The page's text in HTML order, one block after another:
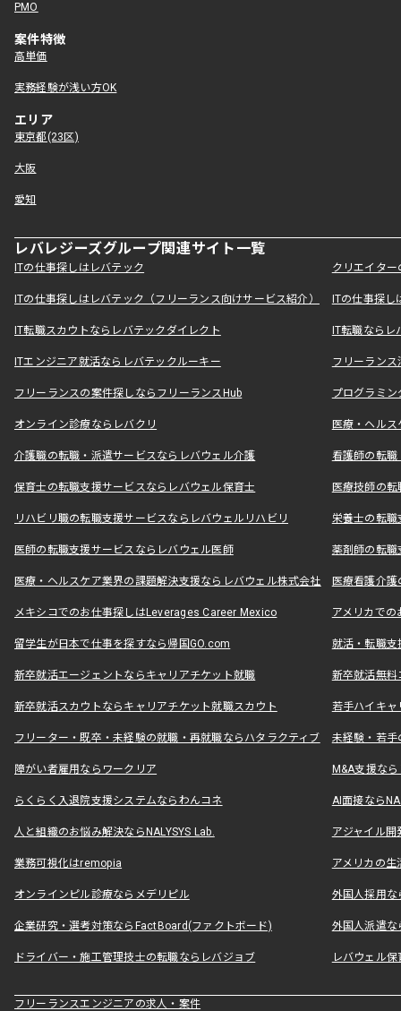
PMO
案件特徴
高単価
実務経験が浅い方OK
エリア
東京都(23区)
大阪
愛知
レバレジーズグループ関連サイト一覧
ITの仕事探しはレバテック クリエイタ
ITの仕事探しはレバテック（フリーランス向けサービス紹介） ITの仕事探
IT転職スカウトならレバテックダイレクト IT転職なら
ITエンジニア就活ならレバテックルーキー フリーラン
フリーランスの案件探しならフリーランスHub プログラミ
オンライン診療ならレバクリ 医療・ヘル
介護職の転職・派遣サービスならレバウェル介護 看護師の転
保育士の転職支援サービスならレバウェル保育士 医療技師の
リハビリ職の転職支援サービスならレバウェルリハビリ 栄養士の転
医師の転職支援サービスならレバウェル医師 薬剤師の転
医療・ヘルスケア業界の課題解決支援ならレバウェル株式会社 医療看護介
メキシコでのお仕事探しはLeverages Career Mexico アメリカで
留学生が日本で仕事を探すなら帰国GO.com 就活・転職
新卒就活エージェントならキャリアチケット就職 新卒就活無料
新卒就活スカウトならキャリアチケット就職スカウト 若手ハイキ
フリーター・既卒・未経験の就職・再就職ならハタラクティブ 未経験・若手
障がい者雇用ならワークリア M&A支援な
らくらく入退院支援システムならわんコネ AI面接なら
人と組織のお悩み解決ならNALYSYS Lab. アジャイル
業務可視化はremopia アメリカの
オンラインピル診療ならメデリピル 外国人採用
企業研究・選考対策ならFactBoard(ファクトボード) 外国人派遣な
ドライバー・施工管理技士の転職ならレバジョブ レバウェル
フリーランスエンジニアの求人・案件